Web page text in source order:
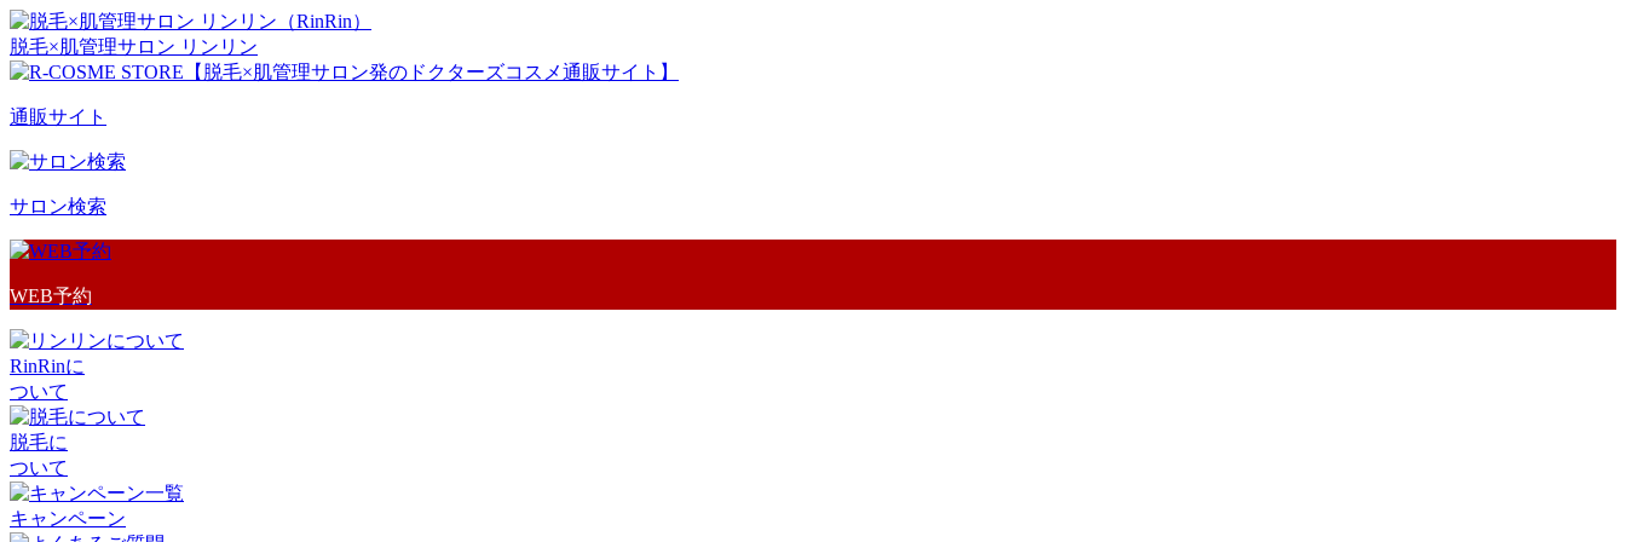
脱毛×肌管理サロン リンリン
通販サイト
サロン検索
WEB予約
RinRinに
ついて
脱毛に
ついて
キャンペーン